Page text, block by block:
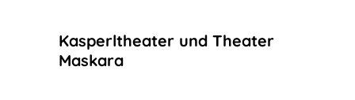
Kasperltheater und Theater
Maskara